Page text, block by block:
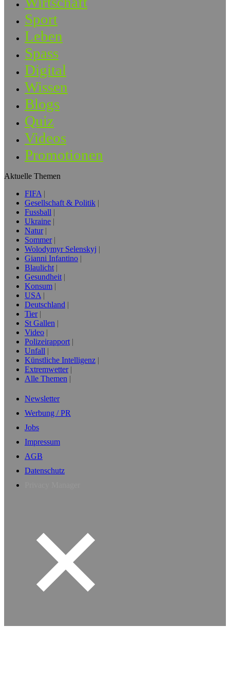
Sport
Leben
Spass
Digital
Wissen
Blogs
Quiz
Videos
Promotionen
Aktuelle Themen
FIFA
Gesellschaft & Politik
Fussball
Ukraine
Natur
Sommer
Wolodymyr Selenskyj
Gianni Infantino
Blaulicht
Gesundheit
Konsum
USA
Deutschland
Tier
St Gallen
Video
Polizeirapport
Unfall
Künstliche Intelligenz
Extremwetter
Alle Themen
Newsletter
Werbung / PR
Jobs
Impressum
AGB
Datenschutz